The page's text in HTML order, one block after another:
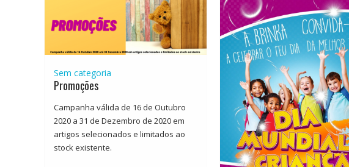
Sem categoria
Promoções
Campanha válida de 16 de Outubro
2020 a 31 de Dezembro de 2020 em
artigos selecionados e limitados ao
stock existente.